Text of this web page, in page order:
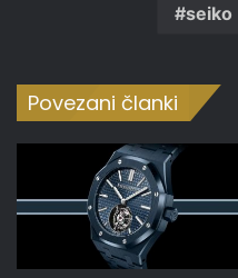
seiko
Povezani članki